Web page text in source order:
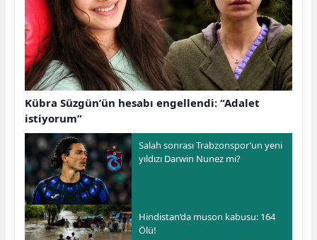
Kübra Süzgün’ün hesabı engellendi: “Adalet
istiyorum”
Salah sonrası Trabzonspor’un yeni
yıldızı Darwin Nunez mi?
Hindistan’da muson kabusu: 164
Ölü!